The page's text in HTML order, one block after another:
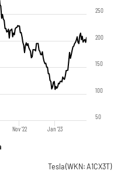
Nov '22 Jan '23
50
100
150
200
250
Tesla(WKN: A1CX3T)